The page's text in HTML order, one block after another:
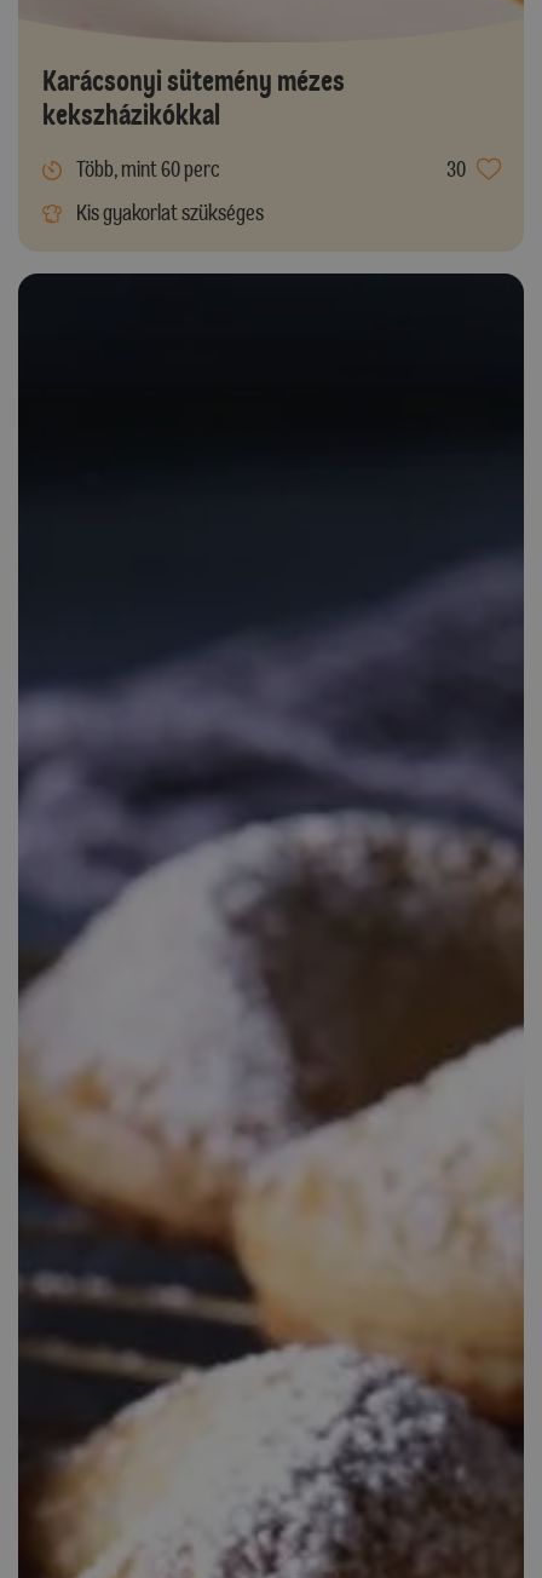
Karácsonyi sütemény mézes
kekszházikókkal
Több, mint 60 perc
30
Kis gyakorlat szükséges